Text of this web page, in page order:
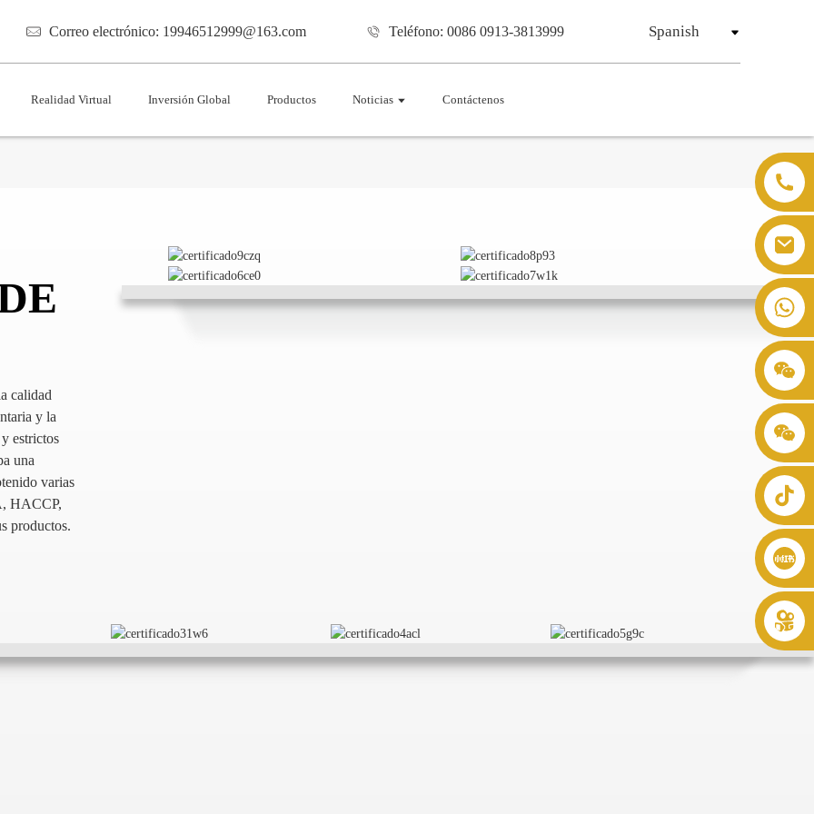
Correo electrónico: 19946512999@163.com Teléfono: 0086 0913-3813999 Spanish
Realidad Virtual Inversión Global Productos Noticias Contáctenos
calidad
y la
estrictos
una
varias
HACCP,
productos.